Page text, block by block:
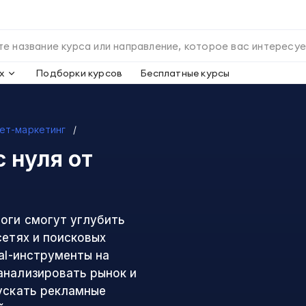
Подборки курсов Бесплатные курсы
маркетинг
нуля от
смогут углубить
и поисковых
инструменты на
рынок и
рекламные